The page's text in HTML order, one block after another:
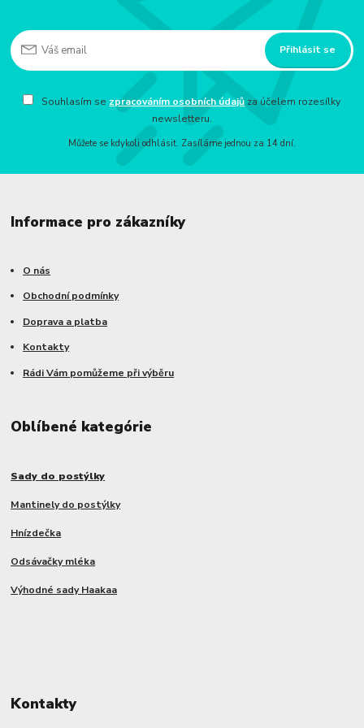
Přihlásit se
Souhlasím se zpracováním osobních údajů za účelem rozesílky
newsletteru.
Můžete se kdykoli odhlásit. Zasíláme jednou za 14 dní.
Informace pro zákazníky
O nás
Obchodní podmínky
Doprava a platba
Kontakty
Rádi Vám pomůžeme při výběru
Oblíbené kategórie
Sady do postýlky
Mantinely do postýlky
Hnízdečka
Odsávačky mléka
Výhodné sady Haakaa
Kontakty